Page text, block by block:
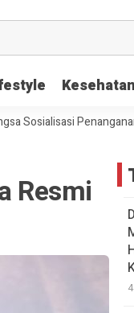
Kesehatan
Penanganan KDRT
Resmi